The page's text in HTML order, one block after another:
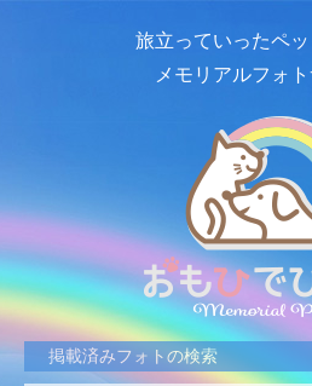
旅立っていったペ
メモリアルフォ
掲載済みフォトの検索